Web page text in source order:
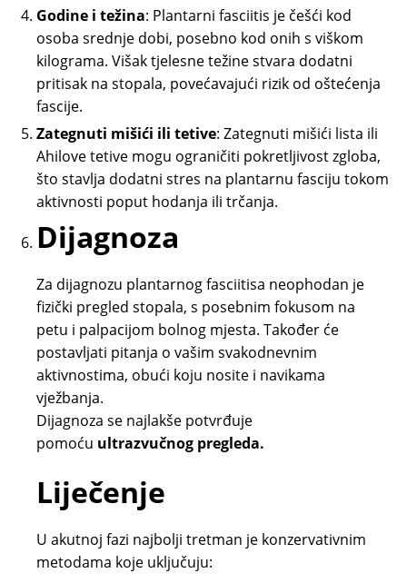
Godine i težina: Plantarni fasciitis je češći kod
osoba srednje dobi, posebno kod onih s viškom
kilograma. Višak tjelesne težine stvara dodatni
pritisak na stopala, povećavajući rizik od oštećenja
fascije.
Zategnuti mišići ili tetive: Zategnuti mišići lista ili
Ahilove tetive mogu ograničiti pokretljivost zgloba,
što stavlja dodatni stres na plantarnu fasciju tokom
aktivnosti poput hodanja ili trčanja.
Dijagnoza
Za dijagnozu plantarnog fasciitisa neophodan je
fizički pregled stopala, s posebnim fokusom na
petu i palpacijom bolnog mjesta. Također će
postavljati pitanja o vašim svakodnevnim
aktivnostima, obući koju nosite i navikama
vježbanja.
Dijagnoza se najlakše potvrđuje
pomoću ultrazvučnog pregleda.
Liječenje
U akutnoj fazi najbolji tretman je konzervativnim
metodama koje uključuju: